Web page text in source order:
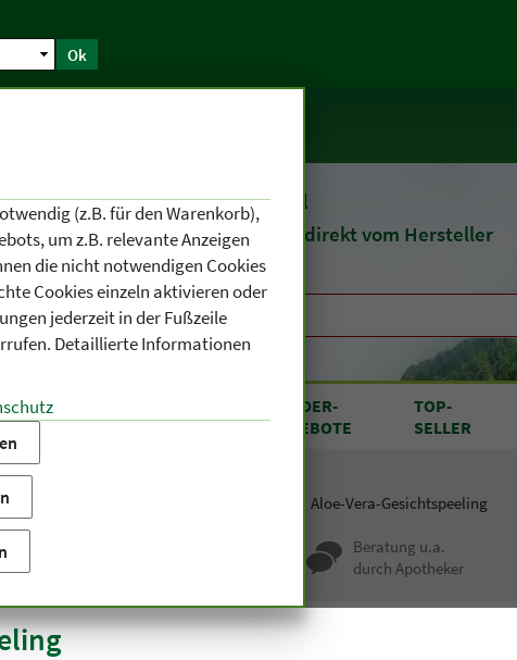
Ok
Seit 1903Naturheilmittel
undKosmetik direkt vom Hersteller
VON A BIS Z
SONDER-
ANGEBOTE
TOP-
SELLER
Aloe-Vera-Gesichtspeeling
Beratung u.a.
durch Apotheker
(z.B. für den Warenkorb),
um z.B. relevante Anzeigen
die nicht notwendigen Cookies
Cookies einzeln aktivieren oder
jederzeit in der Fußzeile
Detaillierte Informationen